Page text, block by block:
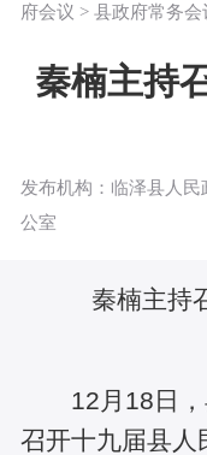
府会议 >县政府常务会
秦楠主持
发布机构：临泽县人民
公室
秦楠主持
12月18日
召开十九届县人